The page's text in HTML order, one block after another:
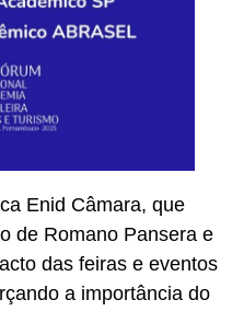
Enid Câmara, que
de Romano Pansera e
das feiras e eventos
a importância do